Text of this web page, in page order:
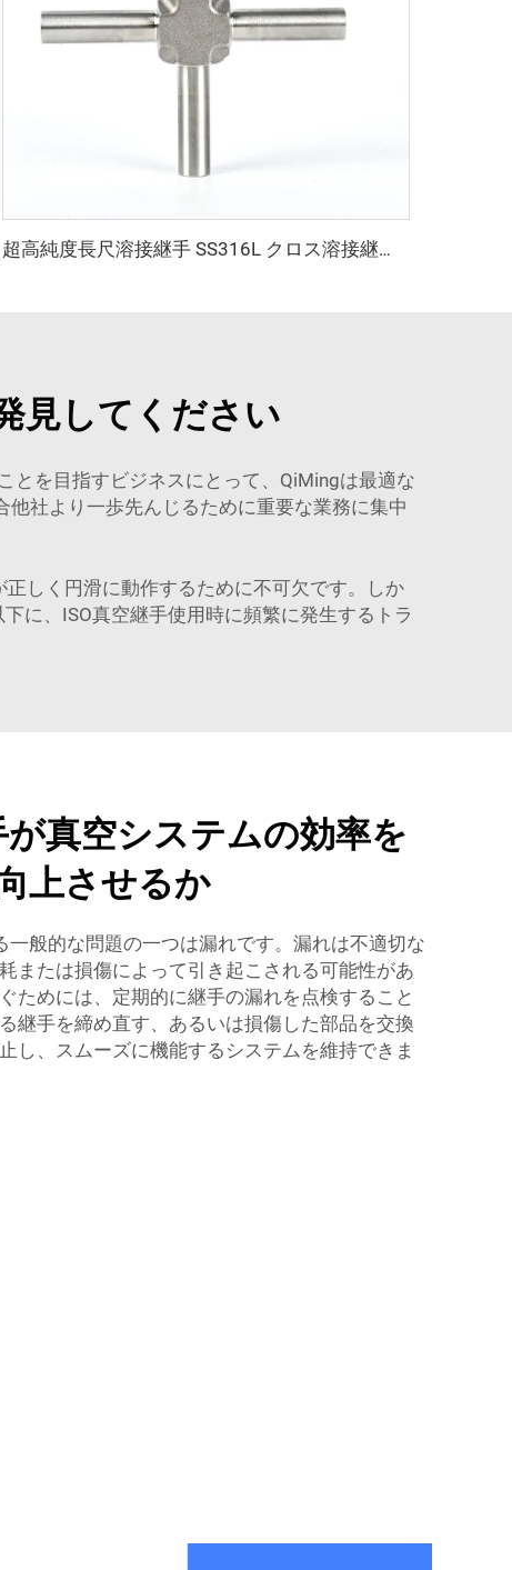
超高純度長尺溶接継手 SS316L クロス溶接継手 超高純度ステンレス鋼長尺クロス溶接継手 超高純度チューブ
見してください
とを目指すビジネスにとって、QiMingは最適な
社より一歩先んじるために重要な業務に集中
しく円滑に動作するために不可欠です。しか
に、ISO真空継手使用時に頻繁に発生するトラ
が真空システムの効率を
上させるか
一般的な問題の一つは漏れです。漏れは不適切な
または損傷によって引き起こされる可能性があ
ためには、定期的に継手の漏れを点検すること
継手を締め直す、あるいは損傷した部品を交換
し、スムーズに機能するシステムを維持できま